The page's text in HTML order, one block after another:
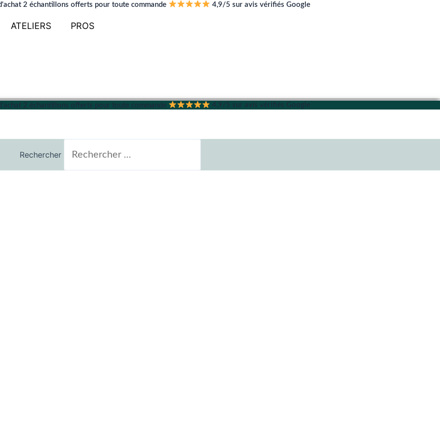
2 échantillons offerts pour toute commande 4,9/5 sur avis vérifiés Google
ATELIERS PROS
2 échantillons offerts pour toute commande 4,9/5 sur avis vérifiés Google
Rechercher